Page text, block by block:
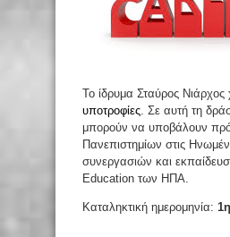
Το ίδρυμα Σταύρος Νιάρχος
υποτροφίες. Σε αυτή τη
μπορούν να υποβάλουν
Πανεπιστημίων στις
συνεργασιών και
Education των ΗΠΑ.
Καταληκτική ημερομηνία: